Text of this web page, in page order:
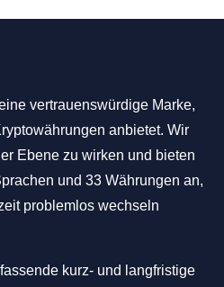
vertrauenswürdige Marke,
anbietet. Wir
Ebene zu wirken und bieten
und 33 Währungen an,
problemlos wechseln
kurz- und langfristige